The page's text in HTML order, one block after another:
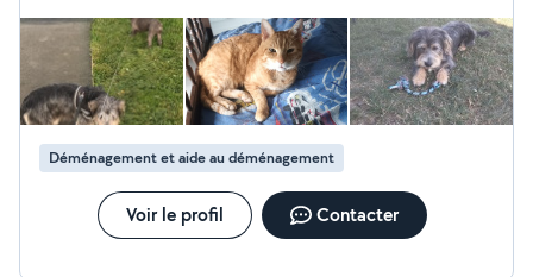
Déménagement et aide au déménagement
Voir le profil Contacter